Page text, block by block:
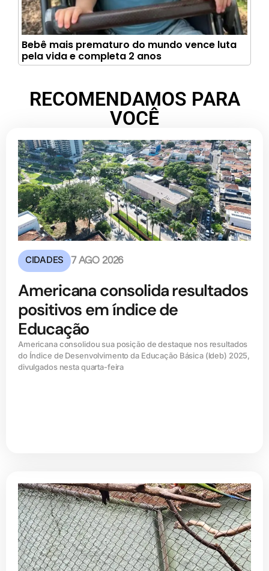
Bebê mais prematuro do mundo vence luta
pela vida e completa 2 anos
RECOMENDAMOS PARA
VOCÊ
CIDADES 7 AGO 2026
Americana consolida resultados
positivos em índice de
Educação
Americana consolidou sua posição de destaque nos resultados
do Índice de Desenvolvimento da Educação Básica (ldeb) 2025,
divulgados nesta quarta-feira